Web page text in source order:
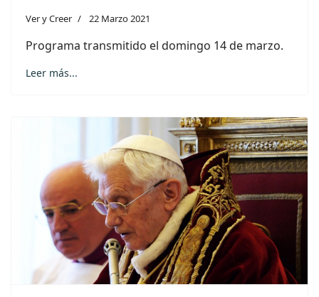
Ver y Creer 22 Marzo 2021
Programa transmitido el domingo 14 de marzo.
Leer más...